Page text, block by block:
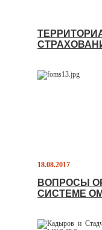
18.08.2017
ВОПРОСЫ
СИСТЕМЕ